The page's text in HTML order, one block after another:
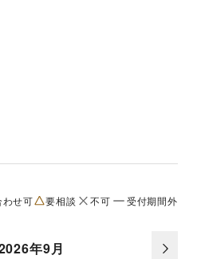
せ可 要相談 不可 受付期間外
年9月